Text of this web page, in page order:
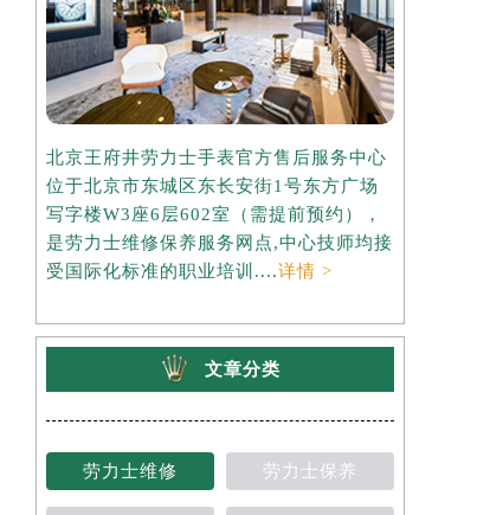
北京王府井劳力士手表官方售后服务中心
位于北京市东城区东长安街1号东方广场
写字楼W3座6层602室（需提前预约），
是劳力士维修保养服务网点,中心技师均接
受国际化标准的职业培训....详情 >
文章分类
劳力士维修 劳力士保养